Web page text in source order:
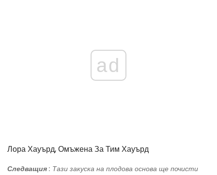
ad
Лора Хауърд, Омъжена За Тим Хауърд
Следващия : Тази закуска на плодова основа ще почисти